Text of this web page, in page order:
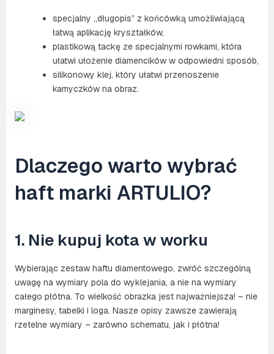
specjalny „długopis” z końcówką umożliwiającą
łatwą aplikację kryształków,
plastikową tackę ze specjalnymi rowkami, która
ułatwi ułożenie diamencików w odpowiedni sposób,
silikonowy klej, który ułatwi przenoszenie
kamyczków na obraz.
Dlaczego warto wybrać
haft marki ARTULIO?
1. Nie kupuj kota w worku
Wybierając zestaw haftu diamentowego, zwróć szczególną
uwagę na wymiary pola do wyklejania, a nie na wymiary
całego płótna. To wielkość obrazka jest najważniejsza! – nie
marginesy, tabelki i loga. Nasze opisy zawsze zawierają
rzetelne wymiary – zarówno schematu, jak i płótna!